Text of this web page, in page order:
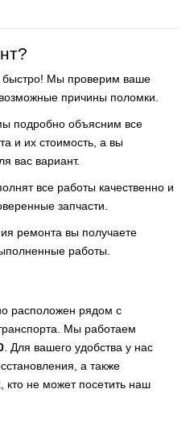
быстро! Мы проверим ваше
причины поломки.
подробно объясним все
и их стоимость, а вы
вас вариант.
все работы качественно и
запчасти.
ремонта вы получаете
работы.
расположен рядом с
Мы работаем
. Для вашего удобства у нас
а также
кто не может посетить наш